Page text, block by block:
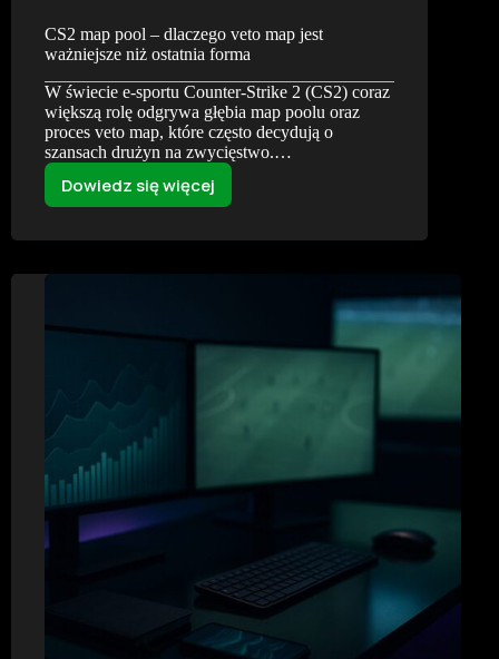
CS2 map pool – dlaczego veto map jest
ważniejsze niż ostatnia forma
W świecie e-sportu Counter-Strike 2 (CS2) coraz
większą rolę odgrywa głębia map poolu oraz
proces veto map, które często decydują o
szansach drużyn na zwycięstwo.…
Dowiedz się więcej
CS2
pool
map
ostatnia
forma